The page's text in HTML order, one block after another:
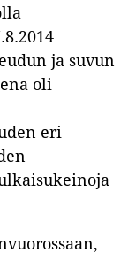
ja suvun
oli
eri